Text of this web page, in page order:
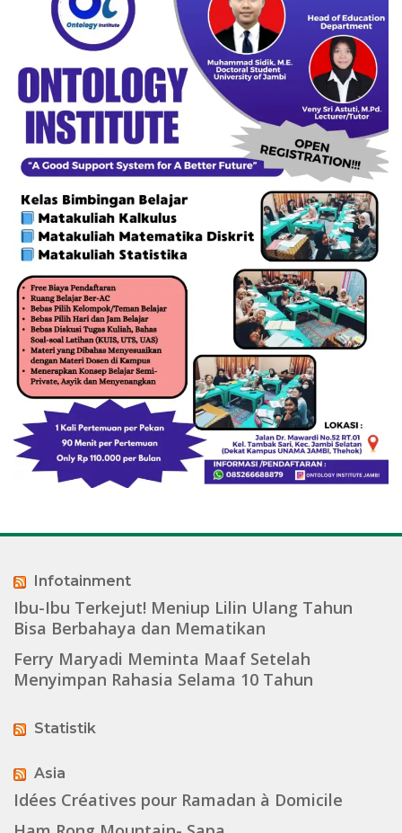
Infotainment
Ibu-Ibu Terkejut! Meniup Lilin Ulang Tahun
Bisa Berbahaya dan Mematikan
Ferry Maryadi Meminta Maaf Setelah
Menyimpan Rahasia Selama 10 Tahun
Statistik
Asia
Idées Créatives pour Ramadan à Domicile